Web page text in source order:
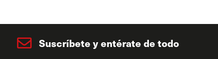
Suscríbete y entérate de todo